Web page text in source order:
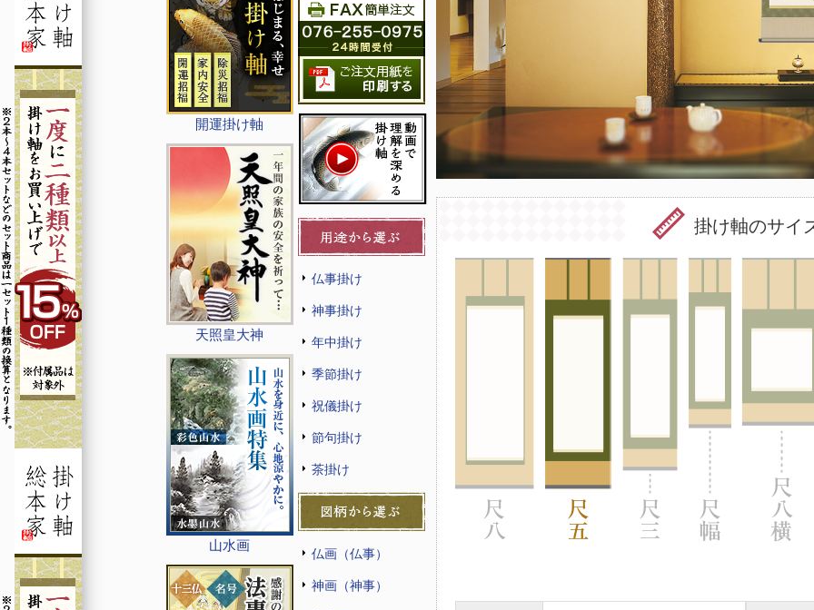
開運掛け軸
天照皇大神
山水画
仏事掛け
神事掛け
年中掛け
季節掛け
祝儀掛け
節句掛け
茶掛け
仏画（仏事）
神画（神事）
掛け軸のサイ